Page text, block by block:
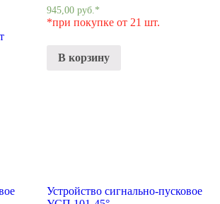
945,00руб.*
*при покупке от 21 шт.
В корзину
Устройство сигнально-пусковое